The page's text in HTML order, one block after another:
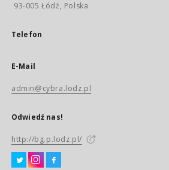
93-005 Łódź, Polska
Telefon
E-Mail
admin@cybra.lodz.pl
Odwiedź nas!
http://bg.p.lodz.pl/